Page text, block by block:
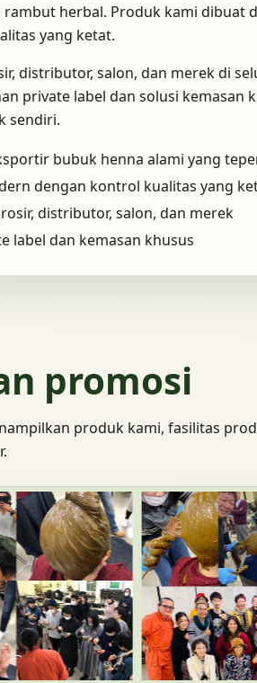
herbal. Produk kami dibuat
yang ketat.
distributor, salon, dan merek di
private label dan solusi kemasan
sendiri.
bubuk henna alami yang
dengan kontrol kualitas yang
distributor, salon, dan merek
label dan kemasan khusus
promosi
produk kami, fasilitas